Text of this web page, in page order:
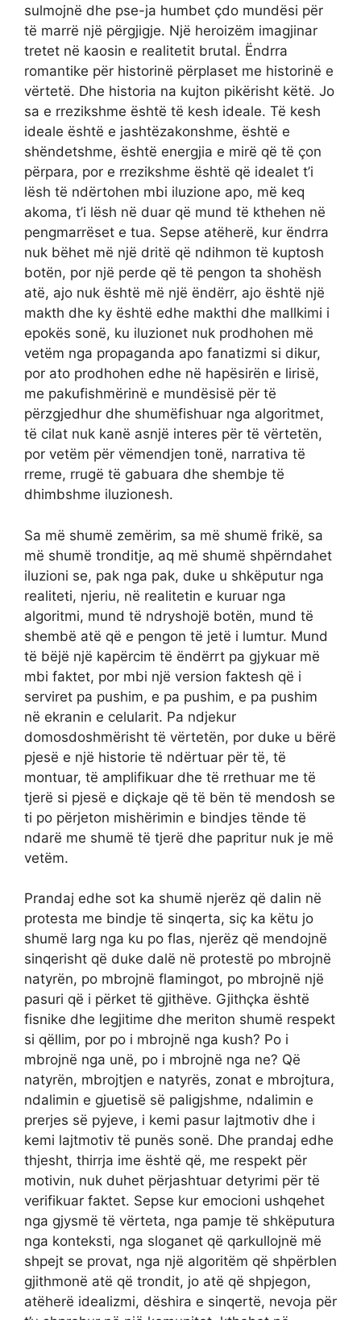
sulmojnë dhe pse-ja humbet çdo mundësi për
të marrë një përgjigje. Një heroizëm imagjinar
tretet në kaosin e realitetit brutal. Ëndrra
romantike për historinë përplaset me historinë e
vërtetë. Dhe historia na kujton pikërisht këtë. Jo
sa e rrezikshme është të kesh ideale. Të kesh
ideale është e jashtëzakonshme, është e
shëndetshme, është energjia e mirë që të çon
përpara, por e rrezikshme është që idealet t’i
lësh të ndërtohen mbi iluzione apo, më keq
akoma, t’i lësh në duar që mund të kthehen në
pengmarrëset e tua. Sepse atëherë, kur ëndrra
nuk bëhet më një dritë që ndihmon të kuptosh
botën, por një perde që të pengon ta shohësh
atë, ajo nuk është më një ëndërr, ajo është një
makth dhe ky është edhe makthi dhe mallkimi i
epokës sonë, ku iluzionet nuk prodhohen më
vetëm nga propaganda apo fanatizmi si dikur,
por ato prodhohen edhe në hapësirën e lirisë,
me pakufishmërinë e mundësisë për të
përzgjedhur dhe shumëfishuar nga algoritmet,
të cilat nuk kanë asnjë interes për të vërtetën,
por vetëm për vëmendjen tonë, narrativa të
rreme, rrugë të gabuara dhe shembje të
dhimbshme iluzionesh.
Sa më shumë zemërim, sa më shumë frikë, sa
më shumë tronditje, aq më shumë shpërndahet
iluzioni se, pak nga pak, duke u shkëputur nga
realiteti, njeriu, në realitetin e kuruar nga
algoritmi, mund të ndryshojë botën, mund të
shembë atë që e pengon të jetë i lumtur. Mund
të bëjë një kapërcim të ëndërrt pa gjykuar më
mbi faktet, por mbi një version faktesh që i
serviret pa pushim, e pa pushim, e pa pushim
në ekranin e celularit. Pa ndjekur
domosdoshmërisht të vërtetën, por duke u bërë
pjesë e një historie të ndërtuar për të, të
montuar, të amplifikuar dhe të rrethuar me të
tjerë si pjesë e diçkaje që të bën të mendosh se
ti po përjeton mishërimin e bindjes tënde të
ndarë me shumë të tjerë dhe papritur nuk je më
vetëm.
Prandaj edhe sot ka shumë njerëz që dalin në
protesta me bindje të sinqerta, siç ka këtu jo
shumë larg nga ku po flas, njerëz që mendojnë
sinqerisht që duke dalë në protestë po mbrojnë
natyrën, po mbrojnë flamingot, po mbrojnë një
pasuri që i përket të gjithëve. Gjithçka është
fisnike dhe legjitime dhe meriton shumë respekt
si qëllim, por po i mbrojnë nga kush? Po i
mbrojnë nga unë, po i mbrojnë nga ne? Që
natyrën, mbrojtjen e natyrës, zonat e mbrojtura,
ndalimin e gjuetisë së paligjshme, ndalimin e
prerjes së pyjeve, i kemi pasur lajtmotiv dhe i
kemi lajtmotiv të punës sonë. Dhe prandaj edhe
thjesht, thirrja ime është që, me respekt për
motivin, nuk duhet përjashtuar detyrimi për të
verifikuar faktet. Sepse kur emocioni ushqehet
nga gjysmë të vërteta, nga pamje të shkëputura
nga konteksti, nga sloganet që qarkullojnë më
shpejt se provat, nga një algoritëm që shpërblen
gjithmonë atë që trondit, jo atë që shpjegon,
atëherë idealizmi, dëshira e sinqertë, nevoja për